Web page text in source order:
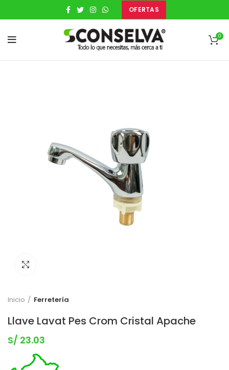
OFERTAS
0
Inicio Ferretería
Llave Lavat Pes Crom Cristal Apache
S/ 23.03